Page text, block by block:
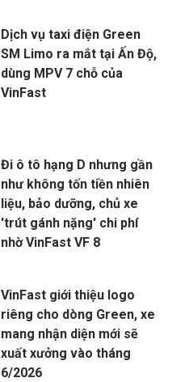
Dịch vụ taxi điện Green
SM Limo ra mắt tại Ấn Độ,
dùng MPV 7 chỗ của
VinFast
Đi ô tô hạng D nhưng gần
như không tốn tiền nhiên
liệu, bảo dưỡng, chủ xe
'trút gánh nặng' chi phí
nhờ VinFast VF 8
VinFast giới thiệu logo
riêng cho dòng Green, xe
mang nhận diện mới sẽ
xuất xưởng vào tháng
6/2026